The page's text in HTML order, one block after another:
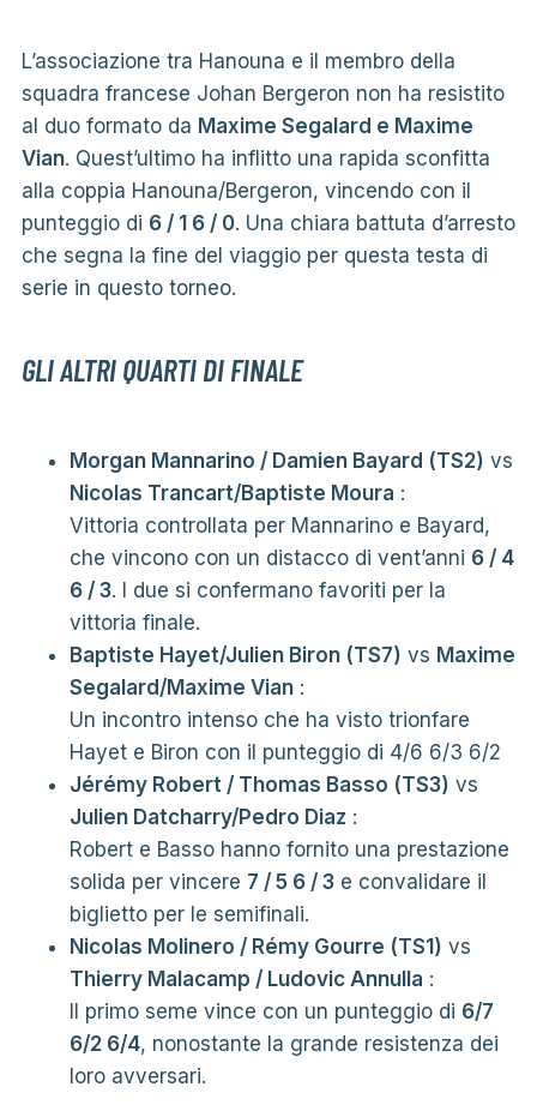
L’associazione tra Hanouna e il membro della
squadra francese Johan Bergeron non ha resistito
al duo formato da Maxime Segalard e Maxime
Vian. Quest’ultimo ha inflitto una rapida sconfitta
alla coppia Hanouna/Bergeron, vincendo con il
punteggio di 6 / 1 6 / 0. Una chiara battuta d’arresto
che segna la fine del viaggio per questa testa di
serie in questo torneo.
GLI ALTRI QUARTI DI FINALE
Morgan Mannarino / Damien Bayard (TS2) vs
Nicolas Trancart/Baptiste Moura :
Vittoria controllata per Mannarino e Bayard,
che vincono con un distacco di vent’anni 6 / 4
6 / 3. I due si confermano favoriti per la
vittoria finale.
Baptiste Hayet/Julien Biron (TS7) vs Maxime
Segalard/Maxime Vian:
Un incontro intenso che ha visto trionfare
Hayet e Biron con il punteggio di 4/6 6/3 6/2
Jérémy Robert / Thomas Basso (TS3) vs
Julien Datcharry/Pedro Diaz :
Robert e Basso hanno fornito una prestazione
solida per vincere 7 / 5 6 / 3e convalidare il
biglietto per le semifinali.
Nicolas Molinero / Rémy Gourre (TS1) vs
Thierry Malacamp / Ludovic Annulla :
Il primo seme vince con un punteggio di 6/7
6/2 6/4, nonostante la grande resistenza dei
loro avversari.